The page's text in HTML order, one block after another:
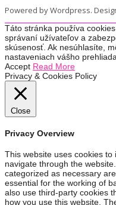
Powered by Wordpress.
Táto stránka používa
správaní užívateľov a
skúsenosť. Ak nesúhlasíte,
nastaveniach vášho
Accept Read More
Privacy & Cookies Policy
Close
Privacy Overview
This website uses cookies
navigate through the
categorized as necessary
essential for the working of
also use third-party cookies
how you use this website.